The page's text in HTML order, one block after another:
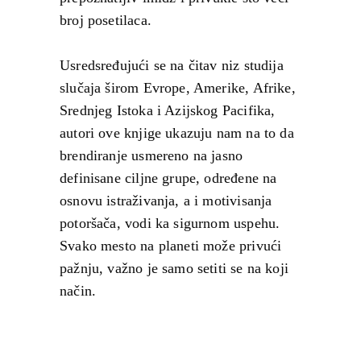
broj posetilaca.
Usredsređujući se na čitav niz studija
slučaja širom Evrope, Amerike, Afrike,
Srednjeg Istoka i Azijskog Pacifika,
autori ove knjige ukazuju nam na to da
brendiranje usmereno na jasno
definisane ciljne grupe, određene na
osnovu istraživanja, a i motivisanja
potoršača, vodi ka sigurnom uspehu.
Svako mesto na planeti može privući
pažnju, važno je samo setiti se na koji
način.